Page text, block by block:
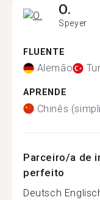
O.
Speyer
FLUENTE
Alemão
APRENDE
Chinês
Parceiro/a de
perfeito
Deutsch